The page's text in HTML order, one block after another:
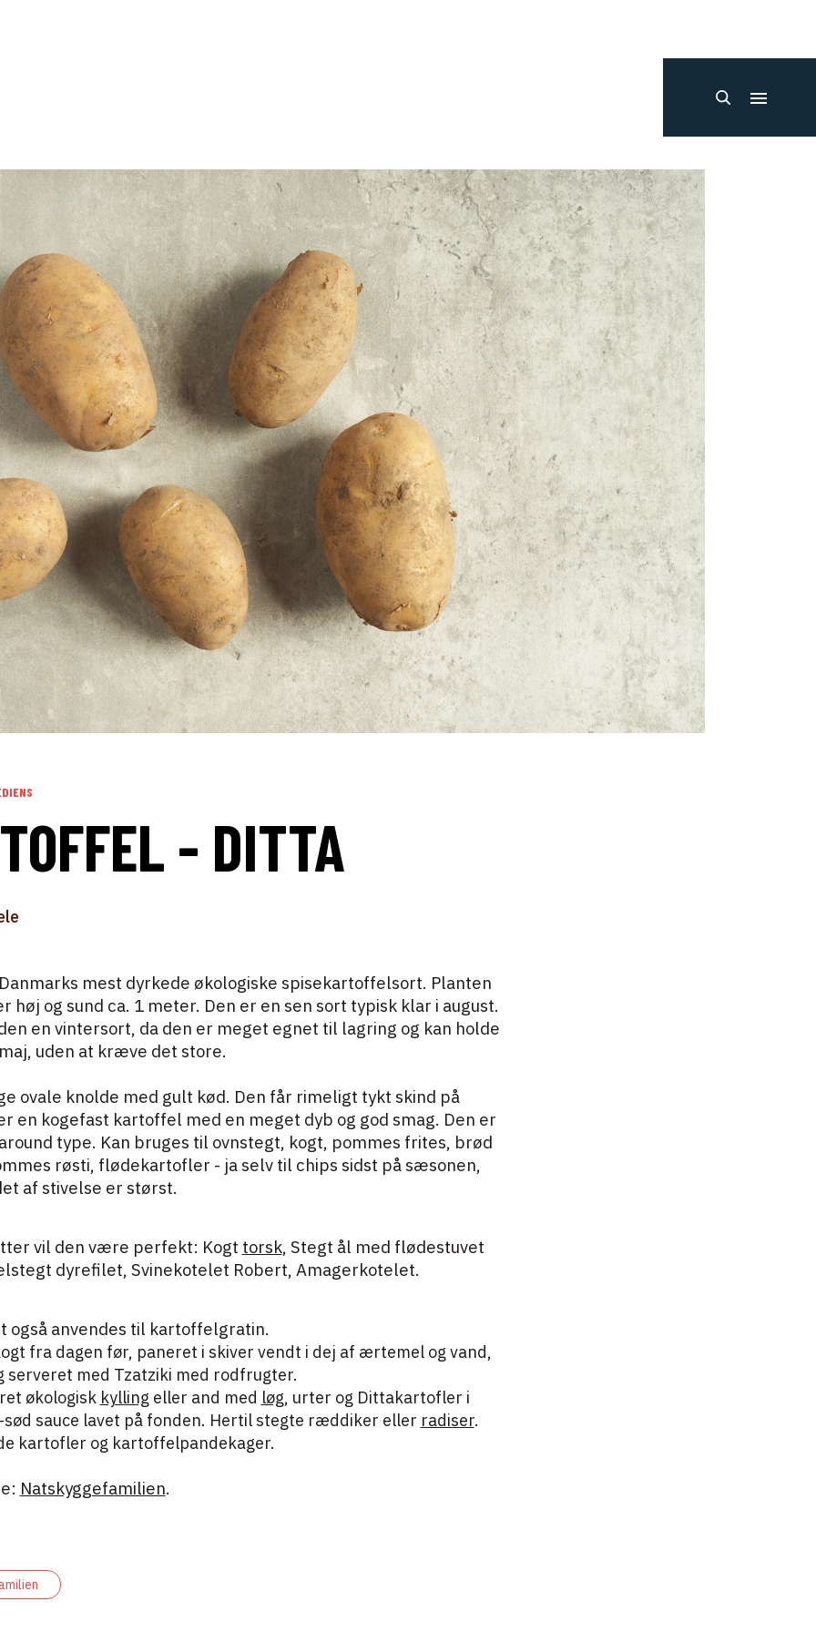
- DITTA
mest dyrkede økologiske spisekartoffelsort. Planten
høj og sund ca. 1 meter. Den er en sen sort typisk klar i august.
en vintersort, da den er meget egnet til lagring og kan holde
uden at kræve det store.
ovale knolde med gult kød. Den får rimeligt tykt skind på
en kogefast kartoffel med en meget dyb og god smag. Den er
type. Kan bruges til ovnstegt, kogt, pommes frites, brød
røsti, flødekartofler - ja selv til chips sidst på sæsonen,
af stivelse er størst.
vil den være perfekt: Kogt torsk, Stegt ål med flødestuvet
dyrefilet, Svinekotelet Robert, Amagerkotelet.
også anvendes til kartoffelgratin.
fra dagen før, paneret i skiver vendt i dej af ærtemel og vand,
serveret med Tzatziki med rodfrugter.
økologisk kylling eller and med løg, urter og Dittakartofler i
sød sauce lavet på fonden. Hertil stegte ræddiker eller radiser.
kartofler og kartoffelpandekager.
Natskyggefamilien.